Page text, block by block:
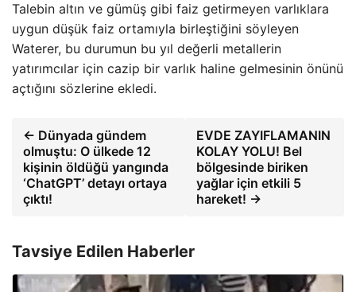
Talebin altın ve gümüş gibi faiz getirmeyen varlıklara
uygun düşük faiz ortamıyla birleştiğini söyleyen
Waterer, bu durumun bu yıl değerli metallerin
yatırımcılar için cazip bir varlık haline gelmesinin önünü
açtığını sözlerine ekledi.
← Dünyada gündem
olmuştu: O ülkede 12
kişinin öldüğü yangında
‘ChatGPT’ detayı ortaya
çıktı!
EVDE ZAYIFLAMANIN
KOLAY YOLU! Bel
bölgesinde biriken
yağlar için etkili 5
hareket! →
Tavsiye Edilen Haberler